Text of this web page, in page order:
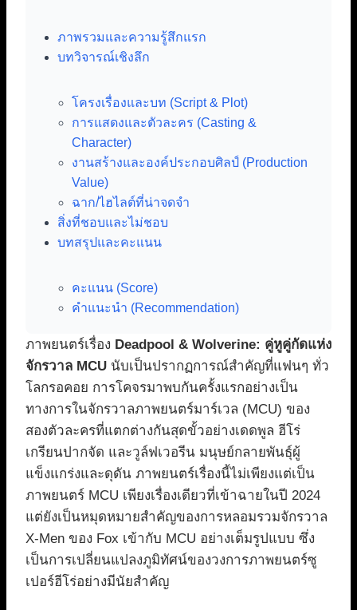
ภาพรวมและความรู้สึกแรก
บทวิจารณ์เชิงลึก
โครงเรื่องและบท (Script & Plot)
การแสดงและตัวละคร (Casting &
Character)
งานสร้างและองค์ประกอบศิลป์ (Production
Value)
ฉาก/ไฮไลต์ที่น่าจดจำ
สิ่งที่ชอบและไม่ชอบ
บทสรุปและคะแนน
คะแนน (Score)
คำแนะนำ (Recommendation)
ภาพยนตร์เรื่อง Deadpool & Wolverine: คู่หูคู่กัดแห่ง
จักรวาล MCU นับเป็นปรากฏการณ์สำคัญที่แฟนๆ ทั่ว
โลกรอคอย การโคจรมาพบกันครั้งแรกอย่างเป็น
ทางการในจักรวาลภาพยนตร์มาร์เวล (MCU) ของ
สองตัวละครที่แตกต่างกันสุดขั้วอย่างเดดพูล ฮีโร่
เกรียนปากจัด และวูล์ฟเวอรีน มนุษย์กลายพันธุ์ผู้
แข็งแกร่งและดุดัน ภาพยนตร์เรื่องนี้ไม่เพียงแต่เป็น
ภาพยนตร์ MCU เพียงเรื่องเดียวที่เข้าฉายในปี 2024
แต่ยังเป็นหมุดหมายสำคัญของการหลอมรวมจักรวาล
X-Men ของ Fox เข้ากับ MCU อย่างเต็มรูปแบบ ซึ่ง
เป็นการเปลี่ยนแปลงภูมิทัศน์ของวงการภาพยนตร์ซู
เปอร์ฮีโร่อย่างมีนัยสำคัญ